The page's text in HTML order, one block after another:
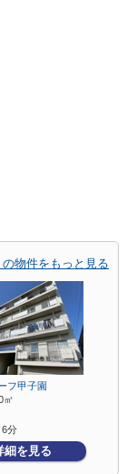
物件をもっと見る
フ甲子園
㎡
6分
細を見る